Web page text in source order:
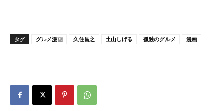
タグ グルメ漫画 久住昌之 土山しげる 孤独のグルメ 漫画